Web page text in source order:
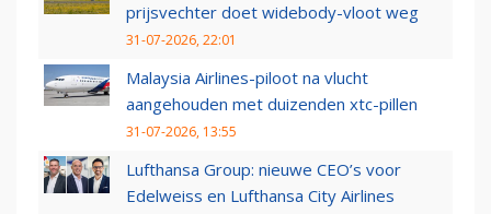
prijsvechter doet widebody-vloot weg
31-07-2026, 22:01
Malaysia Airlines-piloot na vlucht
aangehouden met duizenden xtc-pillen
31-07-2026, 13:55
Lufthansa Group: nieuwe CEO’s voor
Edelweiss en Lufthansa City Airlines